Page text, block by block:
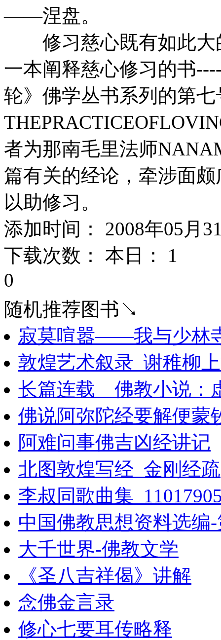
——涅盘。
修习慈心既有如此大
一本阐释慈心修习的书
轮》佛学丛书系列的第
者为那南毛里法师
篇有关的经论，牵涉面
以助修习。
添加时间： 2008年05月
下载次数： 本日： 1
0
随机推荐图书↘
寂莫喧嚣——我与少林
敦煌艺术叙录_谢稚柳
长篇连载 佛教小说：
佛说阿弥陀经要解便蒙
阿难问事佛吉凶经讲记
北图敦煌写经_金刚经疏
李叔同歌曲集
中国佛教思想资料选编
大千世界-佛教文学
《圣八吉祥偈》讲解
念佛金言录
修心七要耳传略释